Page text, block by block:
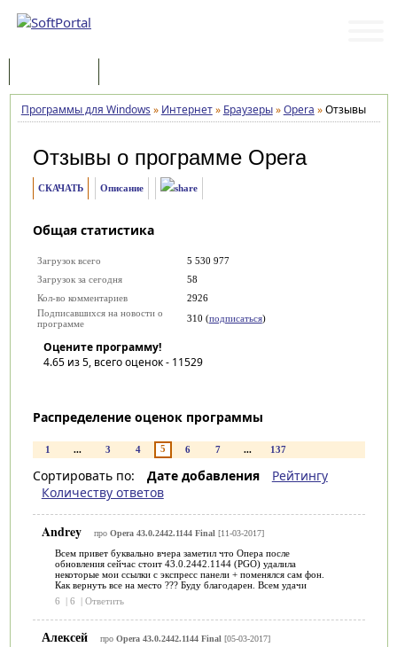
Программы для Windows » Интернет» Браузеры»Opera »Отзывы
Отзывы о программе Opera
СКАЧАТЬ Описание
Общая статистика
Загрузок всего
5 530 977
Загрузок за сегодня
58
Кол-во комментариев
2926
Подписавшихся на новости о
программе
310 (подписаться)
Оцените программу!
4.65из 5, всего оценок - 11529
Распределение оценок программы
1 ... 3 4 5 6 7 ... 137
Сортировать по: Дате добавления
Рейтингу
Количеству ответов
Andrey про Opera 43.0.2442.1144 Final [11-03-2017]
Всем привет буквально вчера заметил что Опера после
обновления сейчас стоит 43.0.2442.1144 (PGO) удалила
некоторые мои ссылки с экспресс панели + поменялся сам фон.
Как вернуть все на место ??? Буду благодарен. Всем удачи
6
| 6 | Ответить
Алексей про Opera 43.0.2442.1144 Final [05-03-2017]